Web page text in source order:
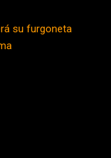
su furgoneta